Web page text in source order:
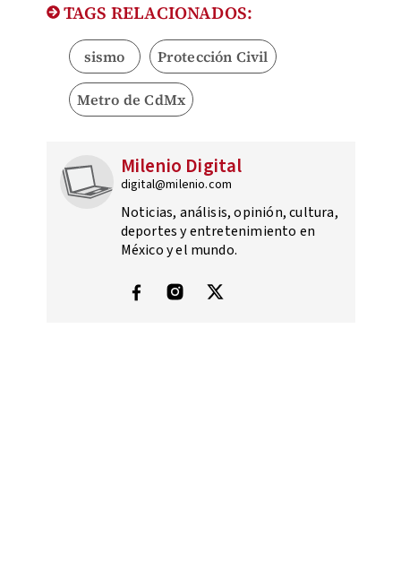
TAGS RELACIONADOS:
sismo Protección Civil
Metro de CdMx
Milenio Digital
digital@milenio.com
Noticias, análisis, opinión, cultura,
deportes y entretenimiento en
México y el mundo.